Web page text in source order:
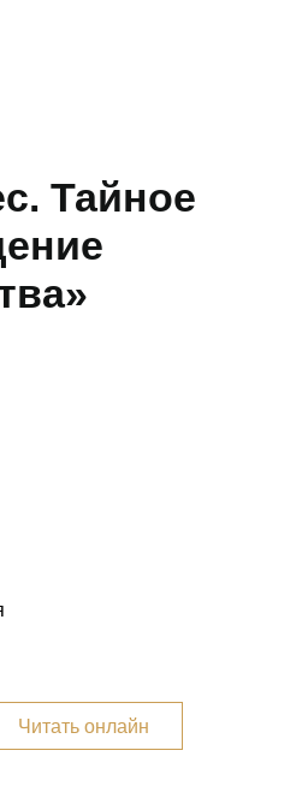
Тайное
Читать онлайн